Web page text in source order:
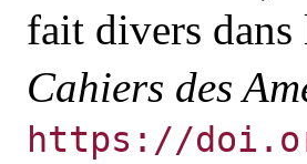
fait divers dans
Cahiers des
https://